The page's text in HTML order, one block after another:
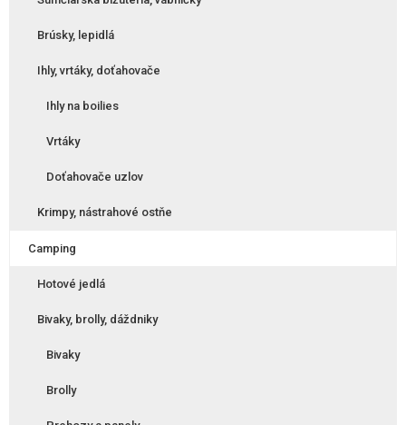
Brúsky, lepidlá
Ihly, vrtáky, doťahovače
Ihly na boilies
Vrtáky
Doťahovače uzlov
Krimpy, nástrahové ostňe
Camping
Hotové jedlá
Bivaky, brolly, dáždniky
Bivaky
Brolly